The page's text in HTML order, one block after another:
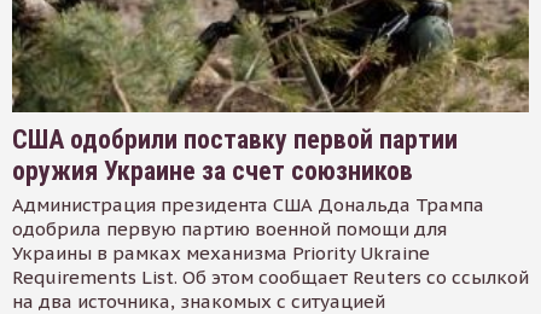
США одобрили поставку первой партии
оружия Украине за счет союзников
Администрация президента США Дональда Трампа
одобрила первую партию военной помощи для
Украины в рамках механизма Priority Ukraine
Requirements List. Об этом сообщает Reuters со ссылкой
на два источника, знакомых с ситуацией